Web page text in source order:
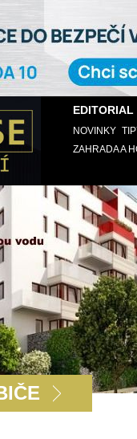
EDITORIAL
NOVINKY
ZAHRADA A